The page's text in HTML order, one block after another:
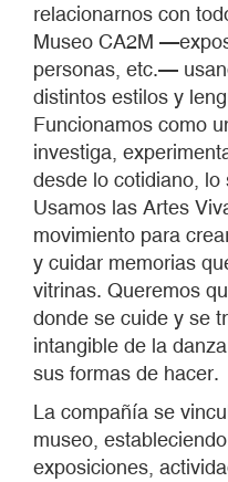
relacionarnos con
Museo CA2M
personas, etc.—
distintos estilos y
Funcionamos como
investiga,
desde lo cotidiano, lo
Usamos las Artes
movimiento para
y cuidar memorias
vitrinas. Queremos
donde se cuide y se
intangible de la
sus formas de hacer.
La compañía se
museo,
exposiciones,